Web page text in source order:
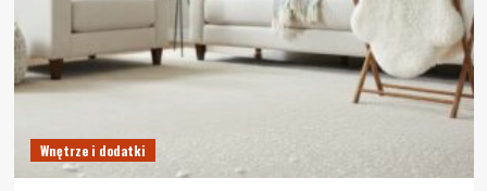
Wnętrze i dodatki